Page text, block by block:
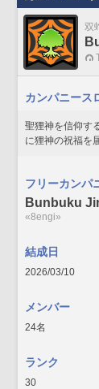
双
カンパニース
聖狸神を信仰す
に狸神の祝福を
フリーカンパ
Bunbuku
«8engi»
結成日
2026/03/10
メンバー
24名
ランク
30